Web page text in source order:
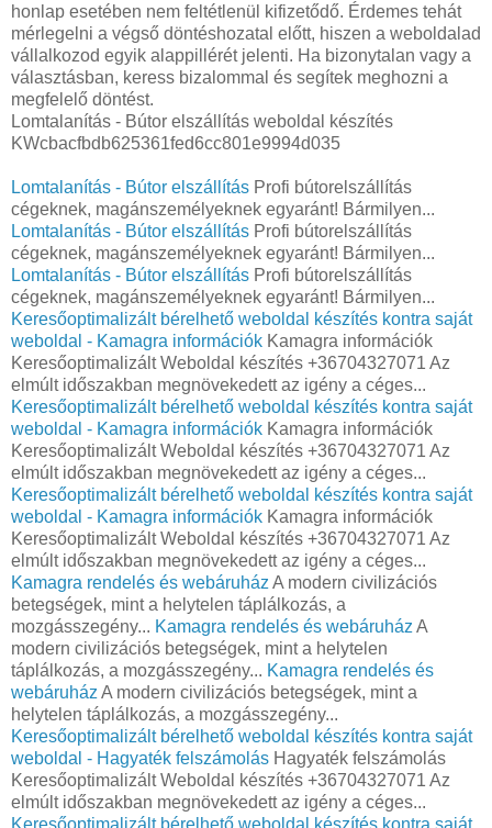
honlap esetében nem feltétlenül kifizetődő. Érdemes tehát
mérlegelni a végső döntéshozatal előtt, hiszen a weboldalad
vállalkozod egyik alappillérét jelenti. Ha bizonytalan vagy a
választásban, keress bizalommal és segítek meghozni a
megfelelő döntést.
Lomtalanítás - Bútor elszállítás weboldal készítés
KWcbacfbdb625361fed6cc801e9994d035
Lomtalanítás - Bútor elszállítás Profi bútorelszállítás
cégeknek, magánszemélyeknek egyaránt! Bármilyen...
Lomtalanítás - Bútor elszállítás Profi bútorelszállítás
cégeknek, magánszemélyeknek egyaránt! Bármilyen...
Lomtalanítás - Bútor elszállítás Profi bútorelszállítás
cégeknek, magánszemélyeknek egyaránt! Bármilyen...
Keresőoptimalizált bérelhető weboldal készítés kontra saját
weboldal - Kamagra információk Kamagra információk
Keresőoptimalizált Weboldal készítés +36704327071 Az
elmúlt időszakban megnövekedett az igény a céges...
Keresőoptimalizált bérelhető weboldal készítés kontra saját
weboldal - Kamagra információk Kamagra információk
Keresőoptimalizált Weboldal készítés +36704327071 Az
elmúlt időszakban megnövekedett az igény a céges...
Keresőoptimalizált bérelhető weboldal készítés kontra saját
weboldal - Kamagra információk Kamagra információk
Keresőoptimalizált Weboldal készítés +36704327071 Az
elmúlt időszakban megnövekedett az igény a céges...
Kamagra rendelés és webáruház A modern civilizációs
betegségek, mint a helytelen táplálkozás, a
mozgásszegény... Kamagra rendelés és webáruház A
modern civilizációs betegségek, mint a helytelen
táplálkozás, a mozgásszegény... Kamagra rendelés és
webáruház A modern civilizációs betegségek, mint a
helytelen táplálkozás, a mozgásszegény...
Keresőoptimalizált bérelhető weboldal készítés kontra saját
weboldal - Hagyaték felszámolás Hagyaték felszámolás
Keresőoptimalizált Weboldal készítés +36704327071 Az
elmúlt időszakban megnövekedett az igény a céges...
Keresőoptimalizált bérelhető weboldal készítés kontra saját